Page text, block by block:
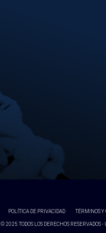
POLÍTICA DE PRIVACIDAD TÉRMINOS
© 2025 TODOS LOS DERECHOS